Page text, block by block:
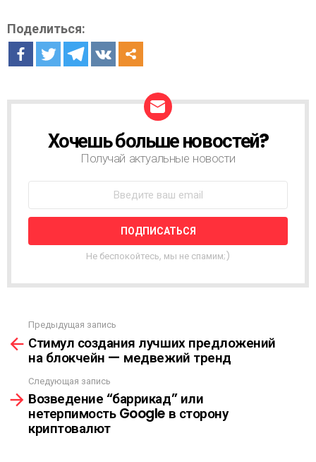
Поделиться:
О
Т
Н
А
Ы
Л
К
А
Хочешь больше новостей?
Получай актуальные новости
Не беспокойтесь, мы не спамим;)
м
е
Предыдущая запись
Стимул создания лучших предложений
на блокчейн — медвежий тренд
Следующая запись
Возведение “баррикад” или
нетерпимость Google в сторону
криптовалют